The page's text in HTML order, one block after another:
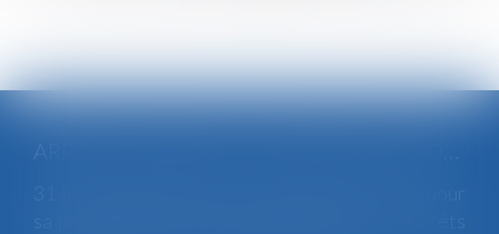
31 jours maximum pour un premier arrêt, 62 pour
sa prolongation : dès septembre 2026, vos arrêts